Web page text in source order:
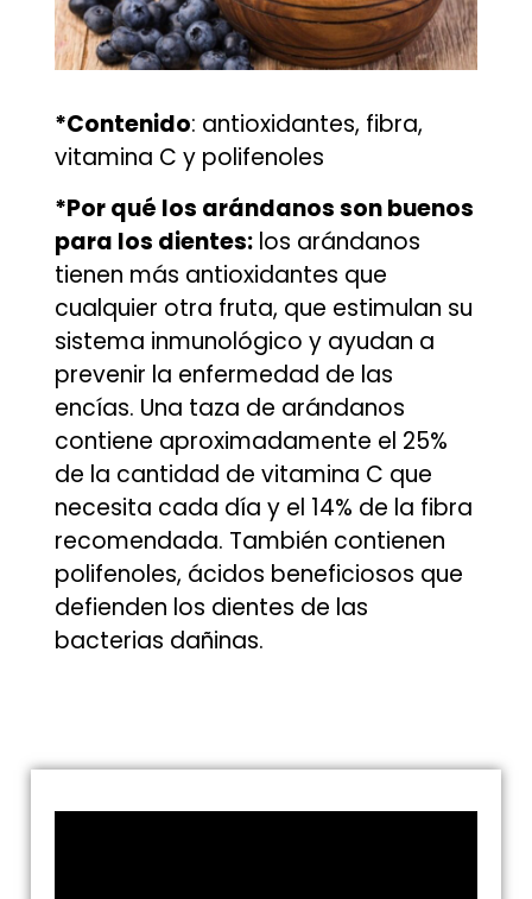
*Contenido: antioxidantes, fibra,
vitamina C y polifenoles
*Por qué los arándanos son buenos
para los dientes: los arándanos
tienen más antioxidantes que
cualquier otra fruta, que estimulan su
sistema inmunológico y ayudan a
prevenir la enfermedad de las
encías. Una taza de arándanos
contiene aproximadamente el 25%
de la cantidad de vitamina C que
necesita cada día y el 14% de la fibra
recomendada. También contienen
polifenoles, ácidos beneficiosos que
defienden los dientes de las
bacterias dañinas.